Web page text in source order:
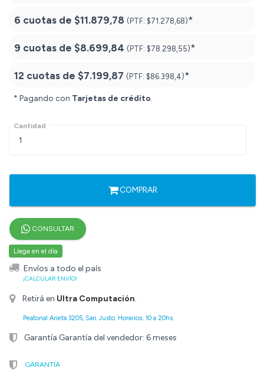
6 cuotas de $11.879,78 (PTF: $71.278,68)*
9 cuotas de $8.699,84 (PTF: $78.298,55)*
12 cuotas de $7.199,87 (PTF: $86.398,4)*
* Pagando con Tarjetas de crédito.
Cantidad
COMPRAR
CONSULTAR
Llega en el día
Envíos a todo el país
¡CALCULAR ENVÍO!
Retirá en Ultra Computación.
Peatonal Arieta 3205, San Justo. Horarios: 10 a 20hs.
Garantía Garantía del vendedor: 6 meses
GARANTÍA